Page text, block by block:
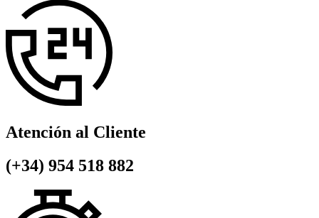
Atención al Cliente
(+34) 954 518 882